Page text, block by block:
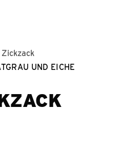
Zickzack
UND EICHE